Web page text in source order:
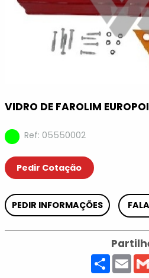
VIDRO DE FAROLIM
Ref: 05550002
Pedir Cotação
PEDIR INFORMAÇÕES
Share